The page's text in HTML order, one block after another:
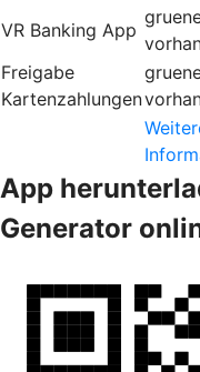
VR Banking App
Freigabe
Kartenzahlungen
App
Generator